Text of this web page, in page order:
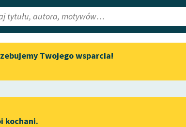
Lektury
Aktualności
„Prokurator Alicja Horn” do
Twojego wsparcia!
kochani.